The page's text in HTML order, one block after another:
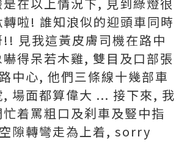
啦! 誰知浪似的迎頭車同時
見我這黃皮膚司機在路中
得呆若木雞, 雙目及口部張
中心, 他們三條線十幾部車
場面都算偉大 ... 接下來, 我
着罵粗口及刹車及豎中指
隙轉彎走為上着, sorry